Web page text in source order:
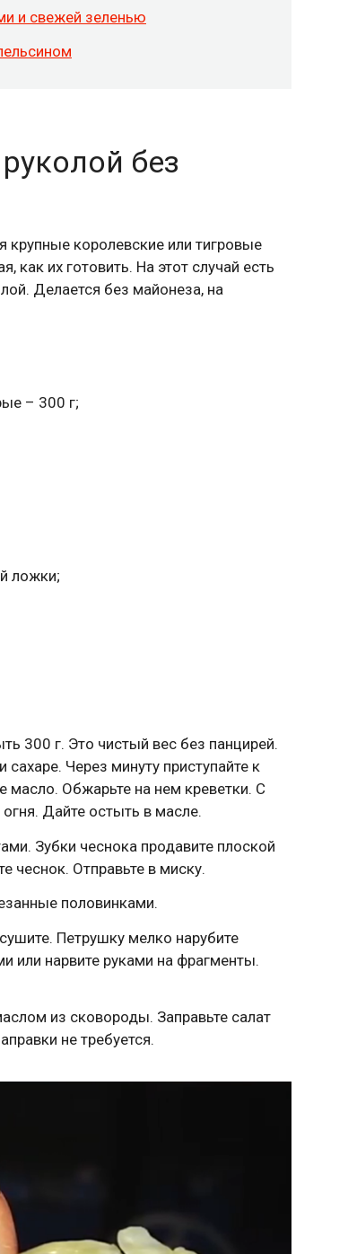
и свежей зеленью
без
крупные королевские или тигровые
как их готовить. На этот случай есть
Делается без майонеза, на
– 300 г;
ложки;
300 г. Это чистый вес без панцирей.
Через минуту приступайте к
масло. Обжарьте на нем креветки. С
Дайте остыть в масле.
Зубки чеснока продавите плоской
чеснок. Отправьте в миску.
половинками.
Петрушку мелко нарубите
или нарвите руками на фрагменты.
из сковороды. Заправьте салат
не требуется.